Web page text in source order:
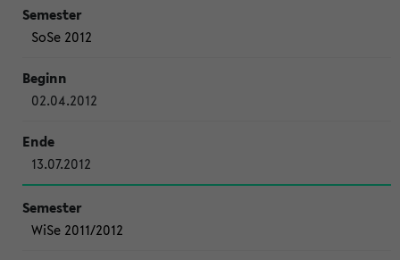
SoSe 2012
02.04.2012
13.07.2012
WiSe 2011/2012